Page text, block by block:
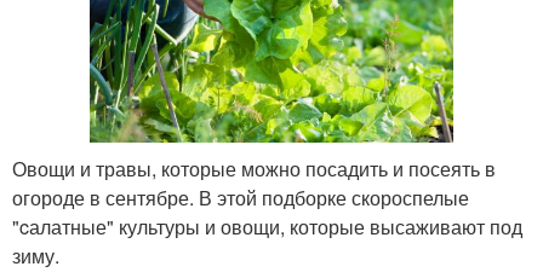
Овощи и травы, которые можно посадить и посеять в
огороде в сентябре. В этой подборке скороспелые
"cалатные" культуры и овощи, которые высаживают под
зиму.